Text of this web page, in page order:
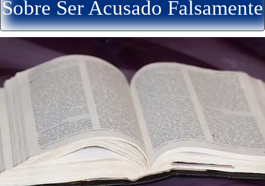
Sobre Ser Acusado Falsamente